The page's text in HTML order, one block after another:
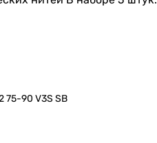
75-90 V3S SB